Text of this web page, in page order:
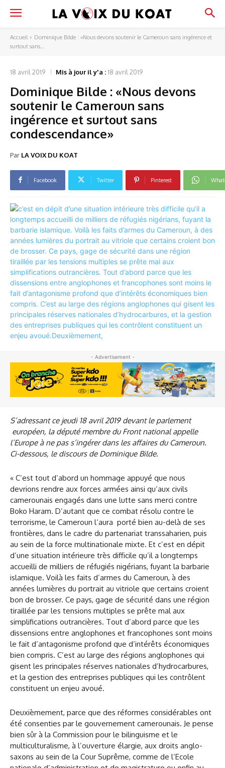
Accueil
Dominique Bilde : «Nous devons soutenir le Cameroun sans ingérence et
surtout sans...
18 avril 2019 Mis à jour il y'a :18 avril 2019
Dominique Bilde : «Nous devons
soutenir le Cameroun sans
ingérence et surtout sans
condescendance»
Par LA VOIX DU KOAT
Facebook Twitter Pinterest
- Advertisement -
S’adressant ce jeudi 18 avril 2019 devant le parlement
européen, la député membre du Front national appelle
l’Europe à ne pas s’ingérer dans les affaires du Cameroun.
Ci-dessous, le discours de Dominique Bilde.
« C’est tout d’abord un hommage appuyé que nous
devrions rendre aux forces armées ainsi qu’aux civils
camerounais engagés dans une lutte sans merci contre
Boko Haram. D’autant que ce combat résolu contre le
terrorisme, le Cameroun l’aura porté bien au-delà de ses
frontières, dans le cadre du partenariat transsaharien, puis
au sein de la force multinationale mixte. Et c’est en dépit
d’une situation intérieure très difficile qu’il a longtemps
accueilli de milliers de réfugiés nigérians, fuyant la barbarie
islamique. Voilà les faits d’armes du Cameroun, à des
années lumières du portrait au vitriole que certains croient
bon de brosser. Ce pays, gage de sécurité dans une région
tiraillée par les tensions multiples se prête mal aux
simplifications outrancières. Tout d’abord parce que les
dissensions entre anglophones et francophones sont moins
le fait d’antagonisme profond que d’intérêts économiques
bien compris. C’est au large des régions anglophones qui
gisent les principales réserves nationales d’hydrocarbures,
et la gestion des entreprises publiques qui les contrôlent
constituent un enjeu avoué.
Deuxièmement, parce que des réformes considérables ont
été consenties par le gouvernement camerounais. Je pense
bien sûr à la Commission pour le bilinguisme et le
multiculturalisme, à l’ouverture élargie, aux droits anglo-
saxons au sein de la Cour Suprême, comme de l’Ecole